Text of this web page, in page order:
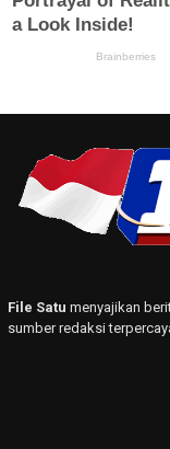
File Satu menyajikan
sumber redaksi